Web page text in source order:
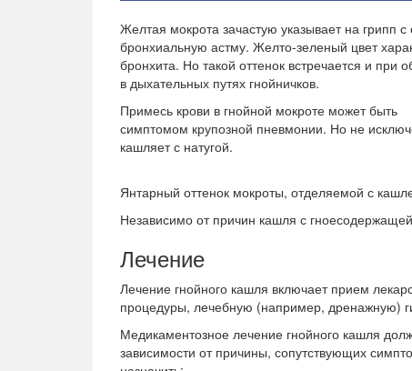
Желтая мокрота зачастую указывает на грипп
бронхиальную астму. Желто-зеленый цвет
бронхита. Но такой оттенок встречается и при
в дыхательных путях гнойничков.
Примесь крови в гнойной мокроте может быть
симптомом крупозной пневмонии. Но не
кашляет с натугой.
Янтарный оттенок мокроты, отделяемой с
Независимо от причин кашля с
Лечение
Лечение гнойного кашля включает прием
процедуры, лечебную (например, дренажную)
Медикаментозное лечение гнойного кашля
зависимости от причины, сопутствующих